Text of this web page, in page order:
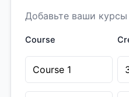
Добавьте ваши
Course